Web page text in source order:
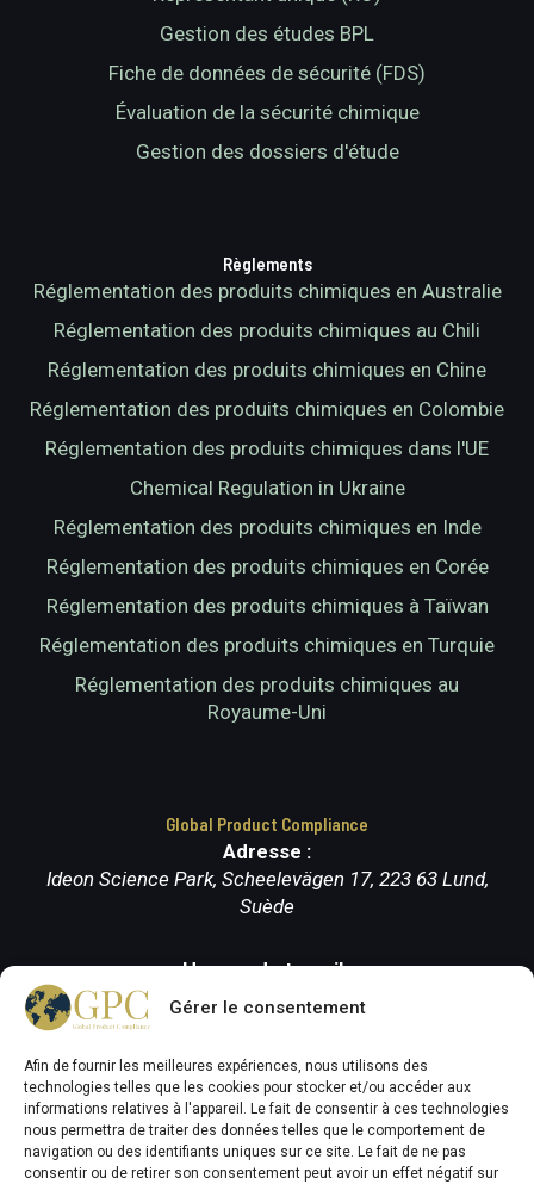
Gérer le consentement
Afin de fournir les meilleures expériences, nous utilisons des
technologies telles que les cookies pour stocker et/ou accéder aux
informations relatives à l'appareil. Le fait de consentir à ces technologies
nous permettra de traiter des données telles que le comportement de
navigation ou des identifiants uniques sur ce site. Le fait de ne pas
consentir ou de retirer son consentement peut avoir un effet négatif sur
Gestion des études BPL
Fiche de données de sécurité (FDS)
Évaluation de la sécurité chimique
Gestion des dossiers d'étude
Règlements
Réglementation des produits chimiques en Australie
Réglementation des produits chimiques au Chili
Réglementation des produits chimiques en Chine
Réglementation des produits chimiques en Colombie
Réglementation des produits chimiques dans l'UE
Chemical Regulation in Ukraine
Réglementation des produits chimiques en Inde
Réglementation des produits chimiques en Corée
Réglementation des produits chimiques à Taïwan
Réglementation des produits chimiques en Turquie
Réglementation des produits chimiques au
Royaume-Uni
Global Product Compliance
Adresse :
Ideon Science Park, Scheelevägen 17, 223 63 Lund,
Suède
Heures de travail :
Lundi-vendredi (9.00-17.00)